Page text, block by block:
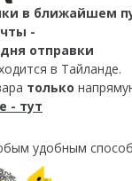
в ближайшем
-
отправки
в Тайланде.
только
- тут
удобным